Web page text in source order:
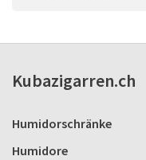
Kubazigarren.ch
Humidorschränke
Humidore